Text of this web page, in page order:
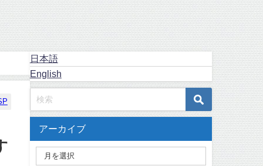
日本語
English
アーカイブ